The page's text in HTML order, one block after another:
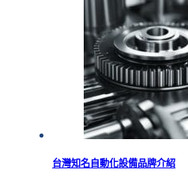
台灣知名自動化設備品牌介紹